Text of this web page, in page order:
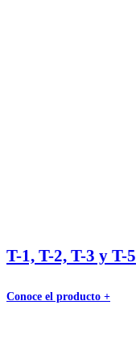
T-1, T-2, T-3 y T-5
Conoce el producto +